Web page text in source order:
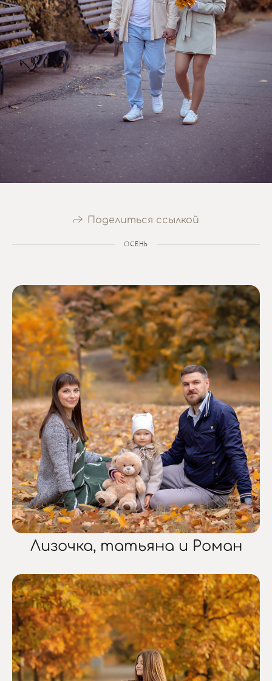
Поделиться ссылкой
ОСЕНЬ
Лизочка, татьяна и Роман